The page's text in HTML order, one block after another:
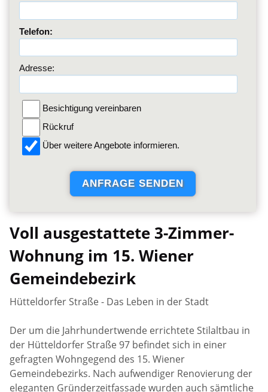
Telefon:
Adresse:
Besichtigung vereinbaren
Rückruf
Über weitere Angebote informieren.
Voll ausgestattete 3-Zimmer-
Wohnung im 15. Wiener
Gemeindebezirk
Hütteldorfer Straße - Das Leben in der Stadt
Der um die Jahrhundertwende errichtete Stilaltbau in
der Hütteldorfer Straße 97 befindet sich in einer
gefragten Wohngegend des 15. Wiener
Gemeindebezirks. Nach aufwendiger Renovierung der
eleganten Gründerzeitfassade wurden auch sämtliche